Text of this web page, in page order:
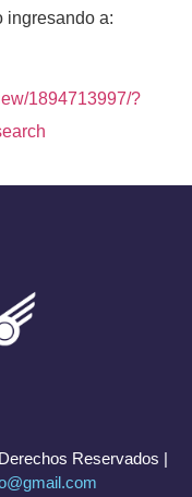
ingresando a:
1894713997/?
Reservados |